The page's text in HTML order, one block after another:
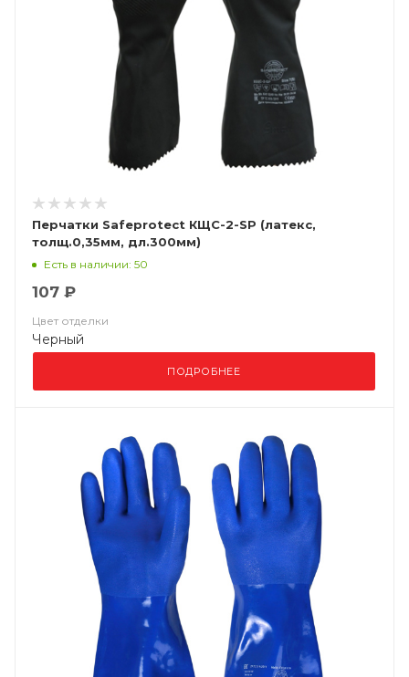
Перчатки Safeprotect КЩС-2-SP (латекс,
толщ.0,35мм, дл.300мм)
Есть в наличии: 50
107 ₽
Цвет отделки
Черный
ПОДРОБНЕЕ